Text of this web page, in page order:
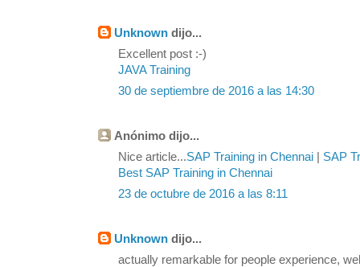
Unknown dijo...
Excellent post :-)
JAVA Training
30 de septiembre de 2016 a las 14:30
Anónimo dijo...
Nice article...SAP Training in Chennai
SAP
Best SAP Training in Chennai
23 de octubre de 2016 a las 8:11
Unknown dijo...
actually remarkable for people experience,